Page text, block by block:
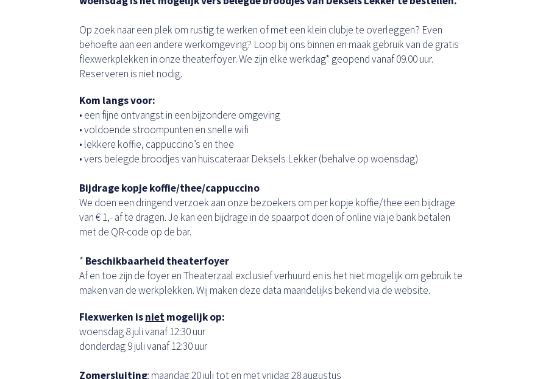
Op zoek naar een plek om rustig te werken of met een klein clubje te overleggen? Even
behoefte aan een andere werkomgeving? Loop bij ons binnen en maak gebruik van de gratis
flexwerkplekken in onze theaterfoyer. We zijn elke werkdag* geopend vanaf 09.00 uur.
Reserveren is niet nodig.
Kom langs voor:
• een fijne ontvangst in een bijzondere omgeving
• voldoende stroompunten en snelle wifi
• lekkere koffie, cappuccino’s en thee
• vers belegde broodjes van huiscateraar Deksels Lekker (behalve op woensdag)
Bijdrage kopje koffie/thee/cappuccino
We doen een dringend verzoek aan onze bezoekers om per kopje koffie/thee een bijdrage
van € 1,- af te dragen. Je kan een bijdrage in de spaarpot doen of online via je bank betalen
met de QR-code op de bar.
* Beschikbaarheid theaterfoyer
Af en toe zijn de foyer en Theaterzaal exclusief verhuurd en is het niet mogelijk om gebruik te
maken van de werkplekken. Wij maken deze data maandelijks bekend via de website.
Flexwerken isnietmogelijk op:
woensdag 8 juli vanaf 12:30 uur
donderdag 9 juli vanaf 12:30 uur
Zomersluiting: maandag 20 juli tot en met vrijdag 28 augustus